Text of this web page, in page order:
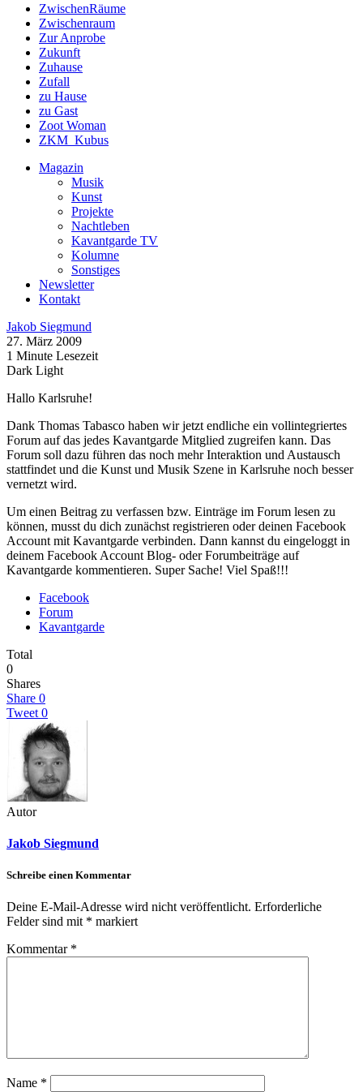
ZwischenRäume
Zwischenraum
Zur Anprobe
Zukunft
Zuhause
Zufall
zu Hause
zu Gast
Zoot Woman
ZKM_Kubus
Magazin
Musik
Kunst
Projekte
Nachtleben
Kavantgarde TV
Kolumne
Sonstiges
Newsletter
Kontakt
Jakob Siegmund
27. März 2009
1 Minute Lesezeit
Dark Light
Hallo Karlsruhe!
Dank Thomas Tabasco haben wir jetzt endliche ein vollintegriertes
Forum auf das jedes Kavantgarde Mitglied zugreifen kann. Das
Forum soll dazu führen das noch mehr Interaktion und Austausch
stattfindet und die Kunst und Musik Szene in Karlsruhe noch besser
vernetzt wird.
Um einen Beitrag zu verfassen bzw. Einträge im Forum lesen zu
können, musst du dich zunächst registrieren oder deinen Facebook
Account mit Kavantgarde verbinden. Dann kannst du eingeloggt in
deinem Facebook Account Blog- oder Forumbeiträge auf
Kavantgarde kommentieren. Super Sache! Viel Spaß!!!
Facebook
Forum
Kavantgarde
Total
0
Shares
Share 0
Tweet 0
Autor
Jakob Siegmund
Schreibe einen Kommentar
Deine E-Mail-Adresse wird nicht veröffentlicht. Erforderliche
Felder sind mit * markiert
Kommentar *
Name *